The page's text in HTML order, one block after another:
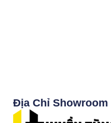
Địa Chỉ Showroom